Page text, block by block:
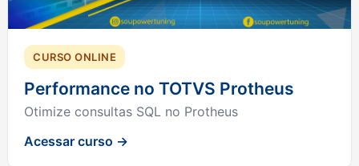
CURSO ONLINE
Performance no TOTVS Protheus
Otimize consultas SQL no Protheus
Acessar curso →